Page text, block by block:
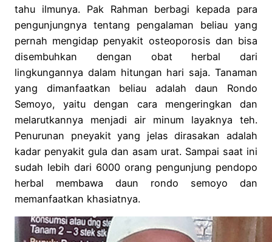
tahu ilmunya. Pak Rahman berbagi kepada para
pengunjungnya tentang pengalaman beliau yang
pernah mengidap penyakit osteoporosis dan bisa
disembuhkan dengan obat herbal dari
lingkungannya dalam hitungan hari saja. Tanaman
yang dimanfaatkan beliau adalah daun Rondo
Semoyo, yaitu dengan cara mengeringkan dan
melarutkannya menjadi air minum layaknya teh.
Penurunan pneyakit yang jelas dirasakan adalah
kadar penyakit gula dan asam urat. Sampai saat ini
sudah lebih dari 6000 orang pengunjung pendopo
herbal membawa daun rondo semoyo dan
memanfaatkan khasiatnya.